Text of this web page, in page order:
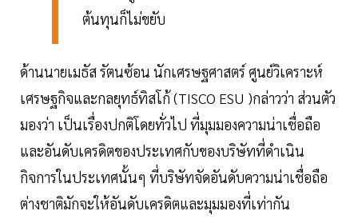
ต้นทุนก็ไม่ขยับ
ด้านนายเมธัส รัตนซ้อน นักเศรษฐศาสตร์ ศูนย์วิเคราะห์
เศรษฐกิจและกลยุทธ์ทิสโก้ (TISCO ESU )กล่าวว่า ส่วนตัว
มองว่า เป็นเรื่องปกติโดยทั่วไป ที่มุมมองความน่าเชื่อถือ
และอันดับเครดิตของประเทศกับของบริษัทที่ดำเนิน
กิจการในประเทศนั้นๆ ที่บริษัทจัดอันดับความน่าเชื่อถือ
ต่างชาติมักจะให้อันดับเครดิตและมุมมองที่เท่ากัน